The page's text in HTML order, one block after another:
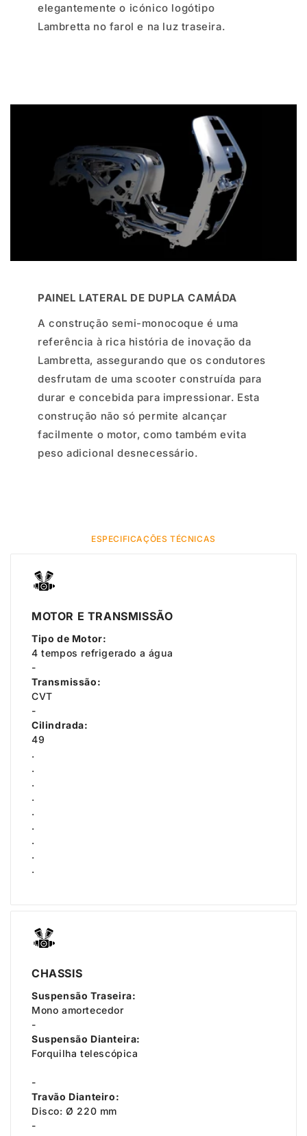
elegantemente o icónico logótipo
Lambretta no farol e na luz traseira.
PAINEL LATERAL DE DUPLA CAMÁDA
A construção semi-monocoque é uma
referência à rica história de inovação da
Lambretta, assegurando que os condutores
desfrutam de uma scooter construída para
durar e concebida para impressionar. Esta
construção não só permite alcançar
facilmente o motor, como também evita
peso adicional desnecessário.
ESPECIFICAÇÕES TÉCNICAS
MOTOR E TRANSMISSÃO
Tipo de Motor:
4 tempos refrigerado a água
-
Transmissão:
CVT
-
Cilindrada:
49
.
.
.
.
.
.
.
.
.
CHASSIS
Suspensão Traseira:
Mono amortecedor
-
Suspensão Dianteira:
Forquilha telescópica
-
Travão Dianteiro:
Disco: Ø 220 mm
-